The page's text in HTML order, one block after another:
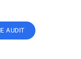
AUDIT